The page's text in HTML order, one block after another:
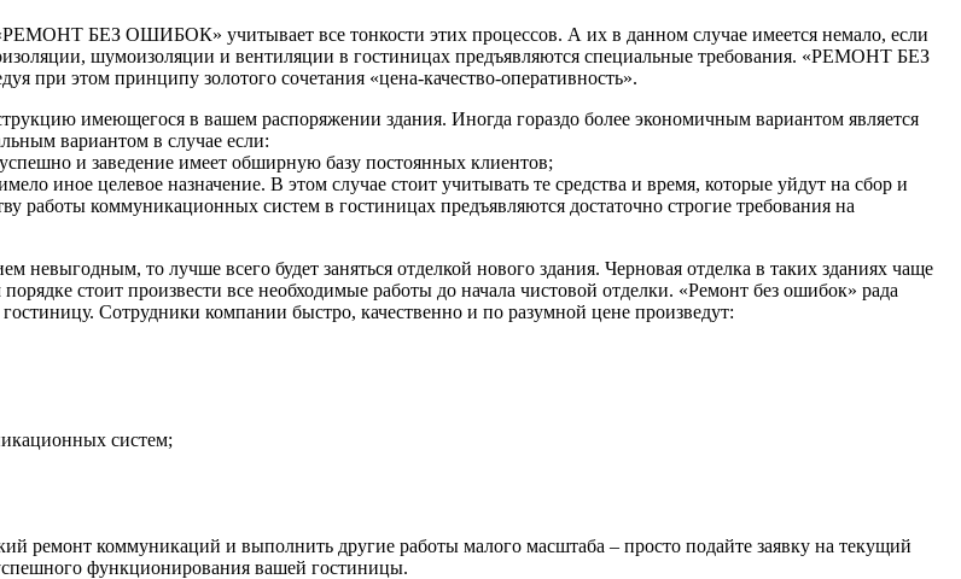
БЕЗ ОШИБОК» учитывает все тонкости этих процессов. А их в данном случае имеется немало, если
шумоизоляции и вентиляции в гостиницах предъявляются специальные требования. «РЕМОНТ БЕЗ
этом принципу золотого сочетания «цена-качество-оперативность».
имеющегося в вашем распоряжении здания. Иногда гораздо более экономичным вариантом является
вариантом в случае если:
и заведение имеет обширную базу постоянных клиентов;
иное целевое назначение. В этом случае стоит учитывать те средства и время, которые уйдут на сбор и
работы коммуникационных систем в гостиницах предъявляются достаточно строгие требования на
то лучше всего будет заняться отделкой нового здания. Черновая отделка в таких зданиях чаще
стоит произвести все необходимые работы до начала чистовой отделки. «Ремонт без ошибок» рада
Сотрудники компании быстро, качественно и по разумной цене произведут:
систем;
ремонт коммуникаций и выполнить другие работы малого масштаба – просто подайте заявку на текущий
функционирования вашей гостиницы.